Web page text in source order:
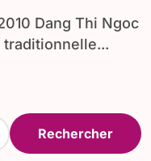
traditionnelle...